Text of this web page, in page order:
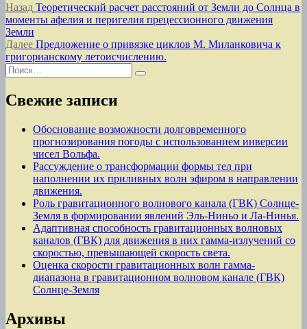
Навигация
по
записям
Назад Предыдущая
запись:
Теоретический расчет расстояний от Земли до Солнца в
моменты афелия и перигелия прецессионного движения
Земли
Далее Следующая
запись:
Предложение о привязке циклов М. Миланковича к
григорианскому летоисчислению.
Искать:
Поиск
Свежие записи
Обоснование возможности долговременного
прогнозирования погоды с использованием инверсии
чисел Вольфа.
Рассуждение о трансформации формы тел при
наполнении их приливных волн эфиром в направлении
движения.
Роль гравитационного волнового канала (ГВК) Солнце-
Земля в формировании явлений Эль-Ниньо и Ла-Нинья.
Адаптивная способность гравитационных волновых
каналов (ГВК) для движения в них гамма-излучений со
скоростью, превышающей скорость света.
Оценка скорости гравитационных волн гамма-
диапазона в гравитационном волновом канале (ГВК)
Солнце-Земля
Архивы